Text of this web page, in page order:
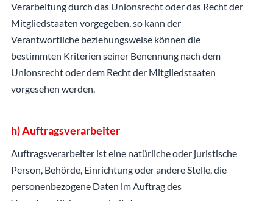
Verarbeitung durch das Unionsrecht oder das Recht der
Mitgliedstaaten vorgegeben, so kann der
Verantwortliche beziehungsweise können die
bestimmten Kriterien seiner Benennung nach dem
Unionsrecht oder dem Recht der Mitgliedstaaten
vorgesehen werden.
h) Auftragsverarbeiter
Auftragsverarbeiter ist eine natürliche oder juristische
Person, Behörde, Einrichtung oder andere Stelle, die
personenbezogene Daten im Auftrag des